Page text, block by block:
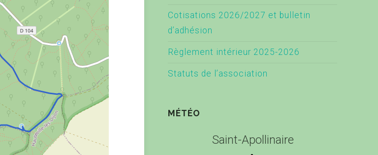
Cotisations 2026/2027 et bulletin
d’adhésion
Règlement intérieur 2025-2026
Statuts de l’association
MÉTÉO
Saint-Apollinaire